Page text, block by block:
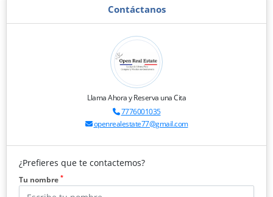
Contáctanos
Llama Ahora y Reserva una Cita
7776001035
openrealestate77@gmail.com
¿Prefieres que te contactemos?
Tu nombre *